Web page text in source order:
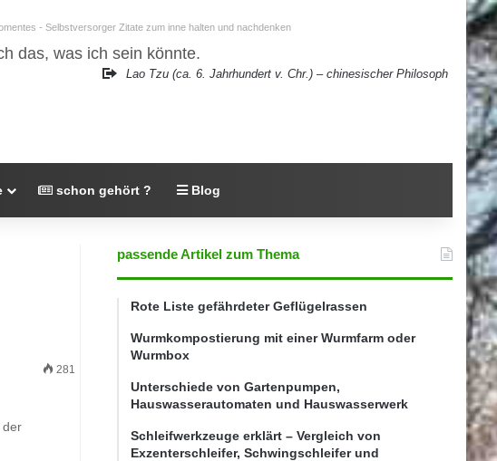
- Selbstversorger Zitate zum inne halten und nachdenken
das, was ich sein könnte.
Lao Tzu (ca. 6. Jahrhundert v. Chr.) – chinesischer Philosoph
schon gehört ? Blog
281
der
passende Artikel zum Thema
Rote Liste gefährdeter Geflügelrassen
Wurmkompostierung mit einer Wurmfarm oder
Wurmbox
Unterschiede von Gartenpumpen,
Hauswasserautomaten und Hauswasserwerk
Schleifwerkzeuge erklärt – Vergleich von
Exzenterschleifer, Schwingschleifer und